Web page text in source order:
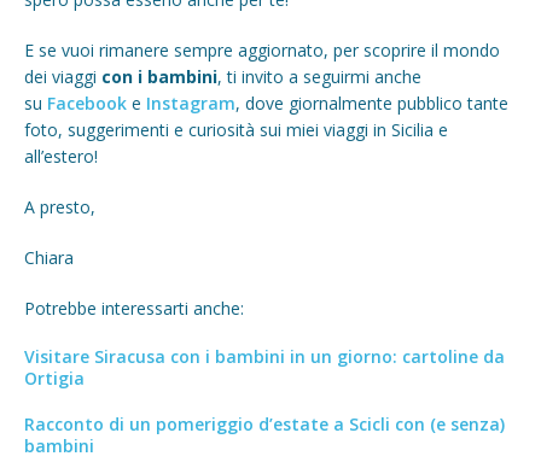
E se vuoi rimanere sempre aggiornato, per scoprire il mondo
dei viaggi con i bambini, ti invito a seguirmi anche
su Facebook e Instagram, dove giornalmente pubblico tante
foto, suggerimenti e curiosità sui miei viaggi in Sicilia e
all’estero!
A presto,
Chiara
Potrebbe interessarti anche:
Visitare Siracusa con i bambini in un giorno: cartoline da
Ortigia
Racconto di un pomeriggio d’estate a Scicli con (e senza)
bambini